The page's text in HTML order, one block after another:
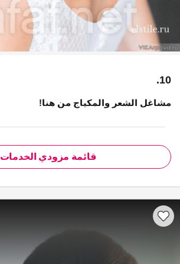
10.
مشاغل الشعر والمكياج من هنا!
قائمة مزودي الخدمات